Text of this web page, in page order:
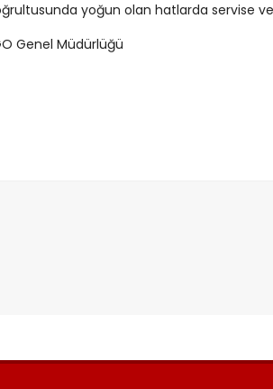
yoğun olan hatlarda servise
Genel Müdürlüğü